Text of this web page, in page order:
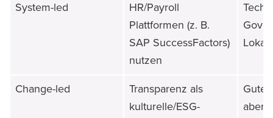
System-led
HR/Payroll
Plattformen (z. B.
SAP SuccessFactors)
nutzen
Change-led
Transparenz als
kulturelle/ESG-
Gute
aber